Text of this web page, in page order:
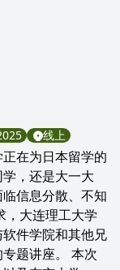
线上
在为日本留学的
，还是大一大
信息分散、不知
，大连理工大学
件学院和其他兄
题讲座。 本次